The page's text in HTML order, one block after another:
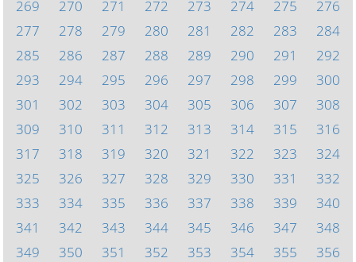
269
270 271 272 273 274 275
276
277
278 279 280 281 282 283
284
285
286 287 288 289 290 291
292
293
294 295 296 297 298 299
300
301
302 303 304 305 306 307
308
309
310 311 312 313 314 315
316
317
318 319 320 321 322 323
324
325
326 327 328 329 330 331
332
333
334 335 336 337 338 339
340
341
342 343 344 345 346 347
348
349
350 351 352 353 354 355 356